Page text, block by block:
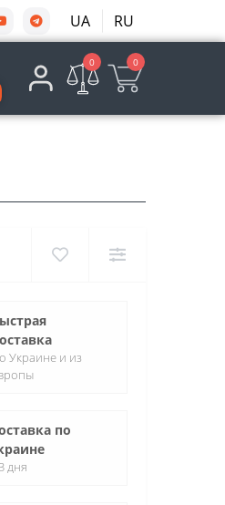
UA RU
0 0
Украине и из
по
дня